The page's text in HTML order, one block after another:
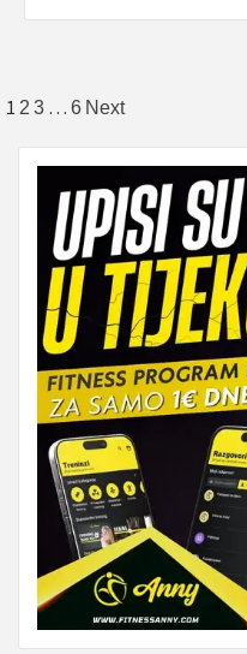
Brojevi
stranica
objava
1 2 3 … 6 Next